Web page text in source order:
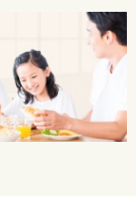
れます。別途送料が加算